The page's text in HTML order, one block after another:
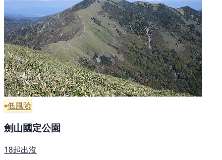
低風險
劍山國定公園
18起出沒